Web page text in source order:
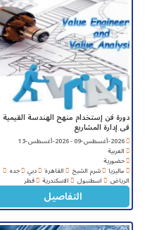
دورة فن إستخدام منهج الهندسة القيمية
فى إدارة المشاريع
2026-أغسطس-09 - 2026-أغسطس-13
العربية
حضورية
ماليزيا شرم الشيخ القاهرة دبي جده
الرياض اسطنبول الاسكندرية قطر
التفاصيل